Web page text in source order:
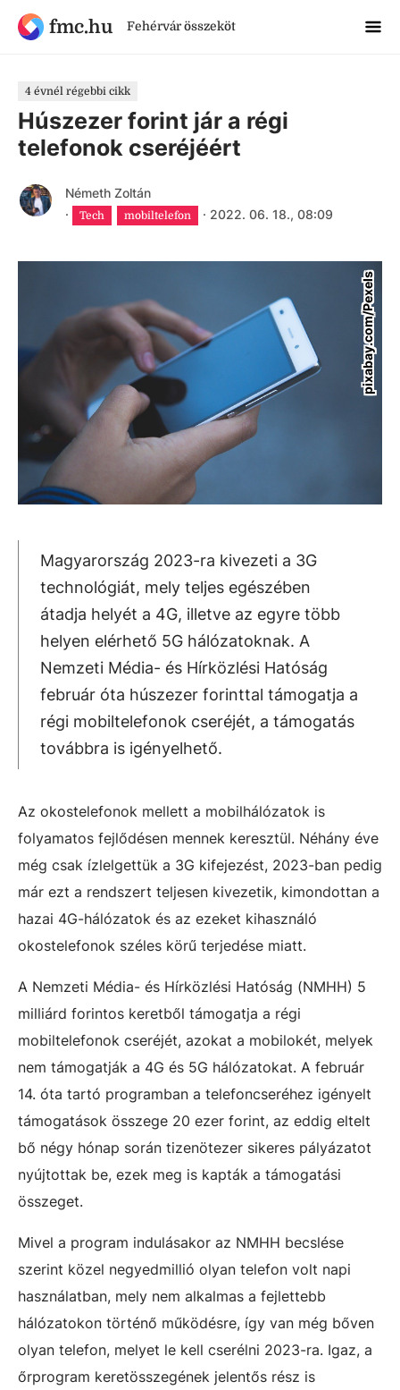
fmc.hu Fehérvár összeköt
4 évnél régebbi cikk
Húszezer forint jár a régi
telefonok cseréjéért
Németh Zoltán
·
Tech mobiltelefon · 2022. 06. 18., 08:09
pixabay.com/Pexels
Magyarország 2023-ra kivezeti a 3G
technológiát, mely teljes egészében
átadja helyét a 4G, illetve az egyre több
helyen elérhető 5G hálózatoknak. A
Nemzeti Média- és Hírközlési Hatóság
február óta húszezer forinttal támogatja a
régi mobiltelefonok cseréjét, a támogatás
továbbra is igényelhető.
Az okostelefonok mellett a mobilhálózatok is
folyamatos fejlődésen mennek keresztül. Néhány éve
még csak ízlelgettük a 3G kifejezést, 2023-ban pedig
már ezt a rendszert teljesen kivezetik, kimondottan a
hazai 4G-hálózatok és az ezeket kihasználó
okostelefonok széles körű terjedése miatt.
A Nemzeti Média- és Hírközlési Hatóság (NMHH) 5
milliárd forintos keretből támogatja a régi
mobiltelefonok cseréjét, azokat a mobilokét, melyek
nem támogatják a 4G és 5G hálózatokat. A február
14. óta tartó programban a telefoncseréhez igényelt
támogatások összege 20 ezer forint, az eddig eltelt
bő négy hónap során tizenötezer sikeres pályázatot
nyújtottak be, ezek meg is kapták a támogatási
összeget.
Mivel a program indulásakor az NMHH becslése
szerint közel negyedmillió olyan telefon volt napi
használatban, mely nem alkalmas a fejlettebb
hálózatokon történő működésre, így van még bőven
olyan telefon, melyet le kell cserélni 2023-ra. Igaz, a
őrprogram keretösszegének jelentős rész is